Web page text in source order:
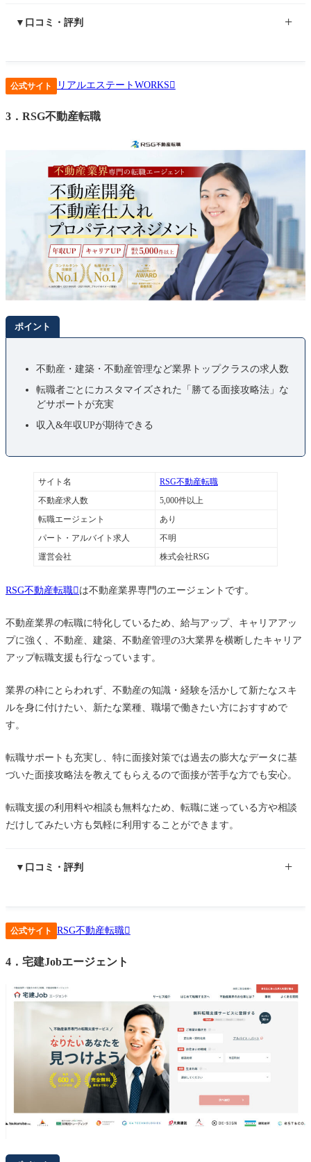
▼口コミ・評判
を担当者に伝えたところ、私と同じ立場に立ったアドバイスを
そのため、不動産業界は未経験でしたがリアルエステート
WORKSさんにお願いすることを決めました。
公式サイト リアルエステートWORKS
3．RSG不動産転職
ポイント
不動産・建築・不動産管理など業界トップクラスの求人数
転職者ごとにカスタマイズされた「勝てる面接攻略法」な
どサポートが充実
収入&年収UPが期待できる
サイト名 RSG不動産転職
不動産求人数 5,000件以上
転職エージェント あり
パート・アルバイト求人 不明
運営会社 株式会社RSG
RSG不動産転職 は不動産業界専門のエージェントです。
不動産業界の転職に特化しているため、給与アップ、キャリアアッ
プに強く、不動産、建築、不動産管理の3大業界を横断したキャリア
アップ転職支援も行なっています。
業界の枠にとらわれず、不動産の知識・経験を活かして新たなスキ
ルを身に付けたい、新たな業種、職場で働きたい方におすすめで
す。
転職サポートも充実し、特に面接対策では過去の膨大なデータに基
づいた面接攻略法を教えてもらえるので面接が苦手な方でも安心。
転職支援の利用料や相談も無料なため、転職に迷っている方や相談
だけしてみたい方も気軽に利用することができます。
▼口コミ・評判
頂き、ダメだと思って視野から外していた企業様での内定を頂
応のお陰もあり、1ヶ月以内に内定まで至りました。フレンドリ
ーな対応で非常に話しやすく、慣れない転職活動でも安心して
動けました。
公式サイト RSG不動産転職
4．宅建Jobエージェント